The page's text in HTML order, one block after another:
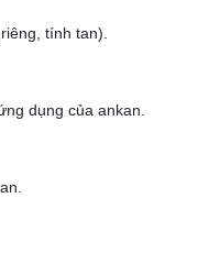
tính tan).
dụng của ankan.